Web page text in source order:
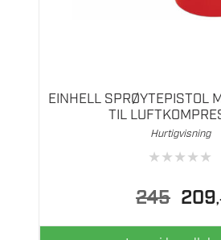
EINHELL SPRØYTEPISTOL
TIL
Hurtigvisning
★★★★★
245
pris
var:
209